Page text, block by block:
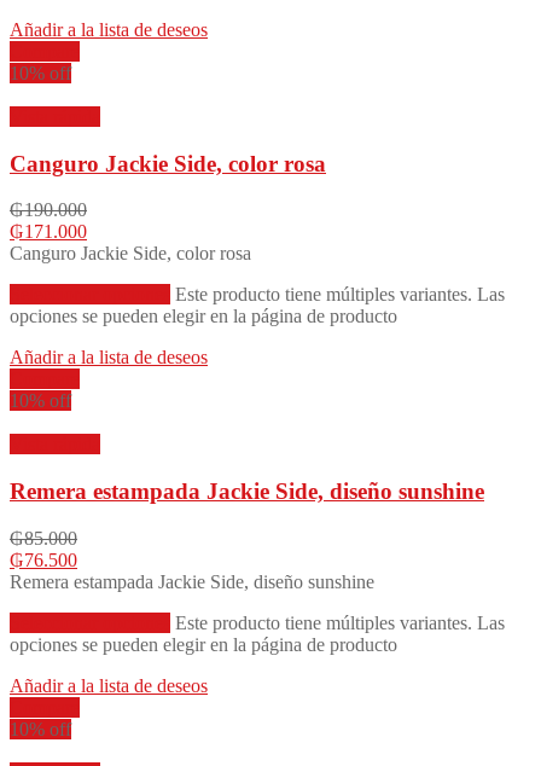
Añadir a la lista de deseos
10% off
Canguro Jackie Side, color rosa
₲190.000
₲171.000
Canguro Jackie Side, color rosa
Este producto tiene múltiples variantes. Las
opciones se pueden elegir en la página de producto
Añadir a la lista de deseos
10% off
Remera estampada Jackie Side, diseño sunshine
₲85.000
₲76.500
Remera estampada Jackie Side, diseño sunshine
Este producto tiene múltiples variantes. Las
opciones se pueden elegir en la página de producto
Añadir a la lista de deseos
10% off